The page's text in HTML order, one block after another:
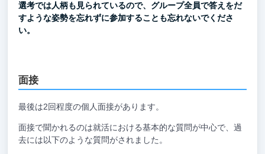
選考では人柄も見られているので、グループ全員で答えをだ
すような姿勢を忘れずに参加することも忘れないでくださ
い。
面接
最後は2回程度の個人面接があります。
面接で聞かれるのは就活における基本的な質問が中心で、過
去には以下のような質問がされました。